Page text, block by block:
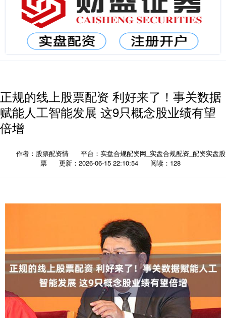
正规的线上股票配资 利好来了！事关数据
赋能人工智能发展 这9只概念股业绩有望
倍增
作者：股票配资情
平台：实盘合规配资网_实盘合规配资_配资实盘股
票
更新：2026-06-15 22:10:54 阅读：128